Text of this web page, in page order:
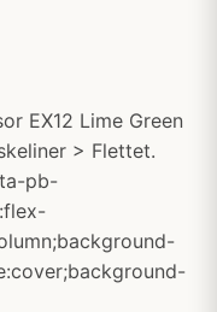
EX12 Lime Green
> Flettet.
pb-